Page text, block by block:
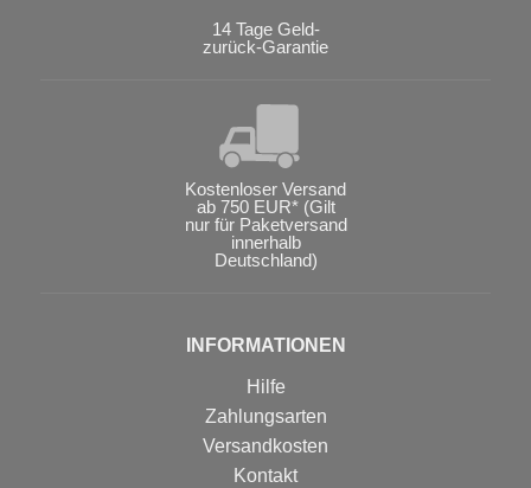
14 Tage Geld-
zurück-Garantie
Kostenloser Versand
ab 750 EUR* (Gilt
nur für Paketversand
innerhalb
Deutschland)
INFORMATIONEN
Hilfe
Zahlungsarten
Versandkosten
Kontakt